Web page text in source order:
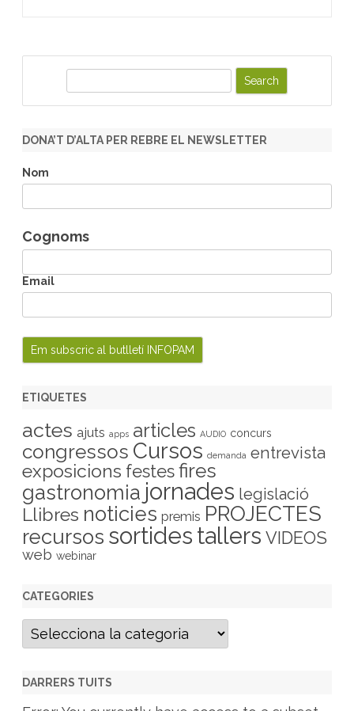
r
h
DONA’T D’ALTA PER REBRE EL NEWSLETTER
Nom
Cognoms
Email
ETIQUETES
actes ajuts apps articles AUDIO concurs
congressos Cursos demanda entrevista
exposicions festesfires
gastronomia jornades legislació
Llibres noticies premis PROJECTES
recursos sortides tallers VIDEOS
web webinar
CATEGORIES
C
t
g
DARRERS TUITS